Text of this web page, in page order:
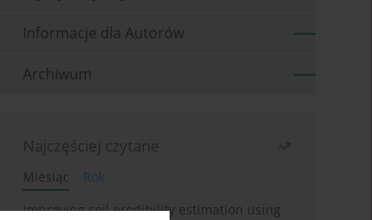
Informacje dla Autorów
Archiwum
Najczęściej czytane
Miesiąc
Rok
Improving soil erodibility estimation using